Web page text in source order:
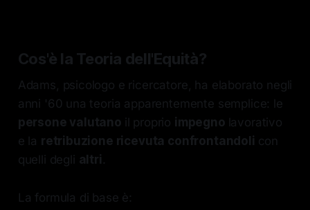
Cos'è la Teoria dell'Equità?
Adams, psicologo e ricercatore, ha elaborato negli
anni '60 una teoria apparentemente semplice: le
persone valutano il proprio impegno lavorativo
e la retribuzione ricevuta confrontandoli con
quelli degli altri .
La formula di base è: